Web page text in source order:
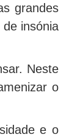
grandes
insónia
Neste
o
e o